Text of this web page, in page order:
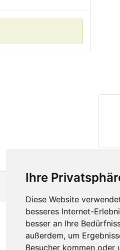
Ihre
Diese Website
besseres Internet-
besser an Ihre
außerdem, um
Besucher kommen oder
Contacts
Feedback
Report A Bug